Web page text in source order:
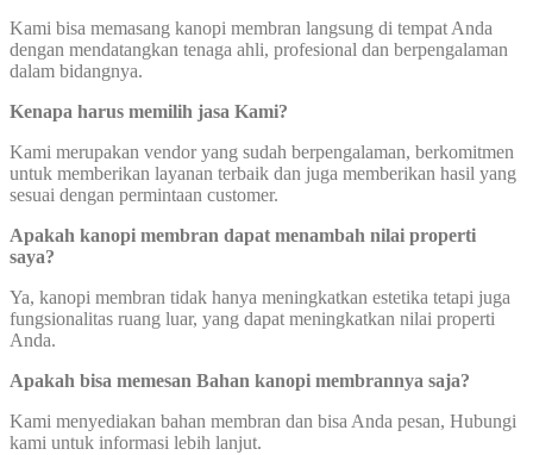
Kami bisa memasang kanopi membran langsung di tempat Anda
dengan mendatangkan tenaga ahli, profesional dan berpengalaman
dalam bidangnya.
Kenapa harus memilih jasa Kami?
Kami merupakan vendor yang sudah berpengalaman, berkomitmen
untuk memberikan layanan terbaik dan juga memberikan hasil yang
sesuai dengan permintaan customer.
Apakah kanopi membran dapat menambah nilai properti
saya?
Ya, kanopi membran tidak hanya meningkatkan estetika tetapi juga
fungsionalitas ruang luar, yang dapat meningkatkan nilai properti
Anda.
Apakah bisa memesan Bahan kanopi membrannya saja?
Kami menyediakan bahan membran dan bisa Anda pesan, Hubungi
kami untuk informasi lebih lanjut.